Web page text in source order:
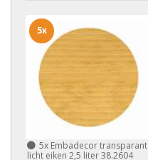
5x Embadecor transparant
licht eiken 2,5 liter 38.2604
5x